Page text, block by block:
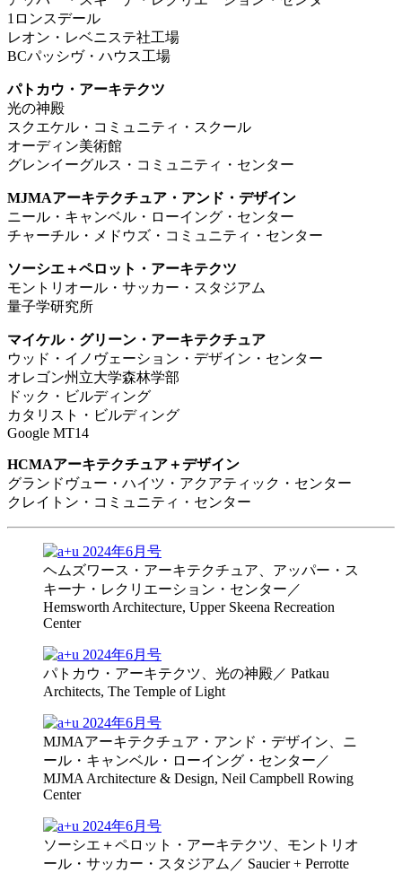
1ロンスデール
レオン・レベニステ社工場
BCパッシヴ・ハウス工場
パトカウ・アーキテクツ
光の神殿
スクエケル・コミュニティ・スクール
オーディン美術館
グレンイーグルス・コミュニティ・センター
MJMAアーキテクチュア・アンド・デザイン
ニール・キャンベル・ローイング・センター
チャーチル・メドウズ・コミュニティ・センター
ソーシエ＋ペロット・アーキテクツ
モントリオール・サッカー・スタジアム
量子学研究所
マイケル・グリーン・アーキテクチュア
ウッド・イノヴェーション・デザイン・センター
オレゴン州立大学森林学部
ドック・ビルディング
カタリスト・ビルディング
Google MT14
HCMAアーキテクチュア＋デザイン
グランドヴュー・ハイツ・アクアティック・センター
クレイトン・コミュニティ・センター
ヘムズワース・アーキテクチュア、アッパー・ス
キーナ・レクリエーション・センター／
Hemsworth Architecture, Upper Skeena Recreation
Center
パトカウ・アーキテクツ、光の神殿／ Patkau
Architects, The Temple of Light
MJMAアーキテクチュア・アンド・デザイン、ニ
ール・キャンベル・ローイング・センター／
MJMA Architecture & Design, Neil Campbell Rowing
Center
ソーシエ＋ペロット・アーキテクツ、モントリオ
ール・サッカー・スタジアム／ Saucier + Perrotte